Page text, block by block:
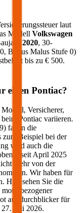
laut
Modell Volkswagen
2020, 30-
, Bonus Malus Stufe 0)
bis zu € 500.
einen Pontiac?
Versicherer,
Pontiac variieren.
fallen die
zum Beispiel bei der
wird auch die
– seit April 2025
mehr von der
Wir haben für
Hier sehen Sie die
auf durchblicker für
27. Juli 2026.